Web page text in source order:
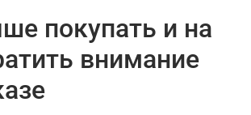
покупать и на
внимание